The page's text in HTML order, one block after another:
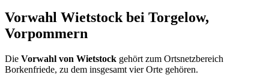
Vorwahl Wietstock bei Torgelow,
Vorpommern
Die Vorwahl von Wietstock gehört zum Ortsnetzbereich
Borkenfriede, zu dem insgesamt vier Orte gehören.